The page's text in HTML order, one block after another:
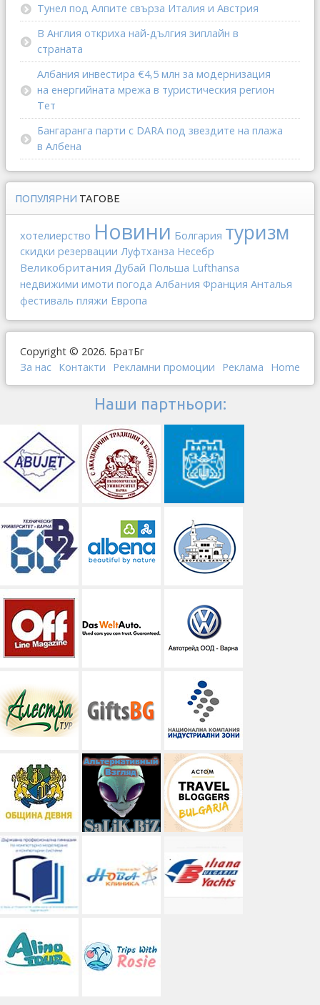
Тунел под Алпите свърза Италия и Австрия
В Англия откриха най-дългия зиплайн в
страната
Албания инвестира €4,5 млн за модернизация
на енергийната мрежа в туристическия регион
Тет
Бангаранга парти с DARA под звездите на плажа
в Албена
ПОПУЛЯРНИ ТАГОВЕ
хотелиерство Новини Болгария туризм
скидки резервации Луфтханза Несебр
Великобритания Дубай Польша Lufthansa
недвижими имоти погода Албания Франция Анталья
фестиваль пляжи Европа
Copyright © 2026. БратБг
За нас Контакти Рекламни промоции Реклама Home
Наши партньори: